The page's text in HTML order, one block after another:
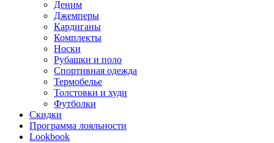
Деним
Джемперы
Кардиганы
Комплекты
Носки
Рубашки и поло
Спортивная одежда
Термобелье
Толстовки и худи
Футболки
Скидки
Программа лояльности
Lookbook